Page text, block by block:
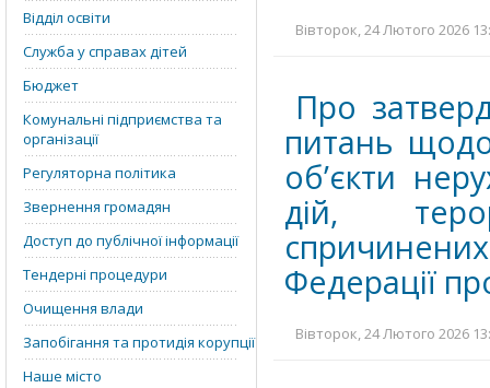
Відділ освіти
Служба у справах дітей
Бюджет
Комунальні підприємства та
організації
Регуляторна політика
Звернення громадян
Доступ до публічної інформації
Тендерні процедури
Очищення влади
Запобігання та протидія корупції
Наше місто
Вівторок, 24 Лютого 2026
Про
питань
об’єкти
дій,
Федерації
Вівторок, 24 Лютого 2026